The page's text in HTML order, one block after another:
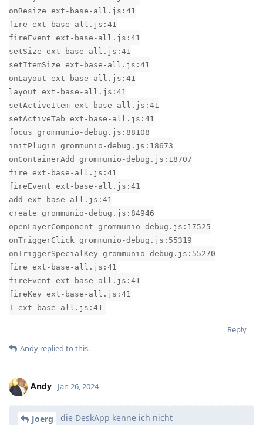
onResize ext-base-all.js:41
fire ext-base-all.js:41
fireEvent ext-base-all.js:41
setSize ext-base-all.js:41
setItemSize ext-base-all.js:41
onLayout ext-base-all.js:41
layout ext-base-all.js:41
setActiveItem ext-base-all.js:41
setActiveTab ext-base-all.js:41
focus grommunio-debug.js:88108
initPlugin grommunio-debug.js:18673
onContainerAdd grommunio-debug.js:18707
fire ext-base-all.js:41
fireEvent ext-base-all.js:41
add ext-base-all.js:41
create grommunio-debug.js:84946
openLayerComponent grommunio-debug.js:17525
onTriggerClick grommunio-debug.js:55319
onTriggerSpecialKey grommunio-debug.js:55270
fire ext-base-all.js:41
fireEvent ext-base-all.js:41
fireKey ext-base-all.js:41
I ext-base-all.js:41
Reply
Andy replied to this.
Andy Jan 26, 2024
Joerg die DeskApp kenne ich nicht